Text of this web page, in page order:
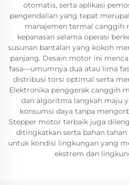
otomatis, serta aplikasi
pengendalian yang tepat
manajemen termal canggih
kepanasan selama operasi
susunan bantalan yang kokoh
panjang. Desain motor ini
fasa—umumnya dua atau lima
distribusi torsi optimal serta
Elektronika penggerak canggih
dan algoritma langkah maju
konsumsi daya tanpa
Stepper motor terbaik juga
ditingkatkan serta bahan
untuk kondisi lingkungan yang
ekstrem dan